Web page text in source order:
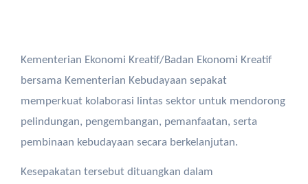
Kementerian Ekonomi Kreatif/Badan Ekonomi Kreatif
bersama Kementerian Kebudayaan sepakat
memperkuat kolaborasi lintas sektor untuk mendorong
pelindungan, pengembangan, pemanfaatan, serta
pembinaan kebudayaan secara berkelanjutan.
Kesepakatan tersebut dituangkan dalam